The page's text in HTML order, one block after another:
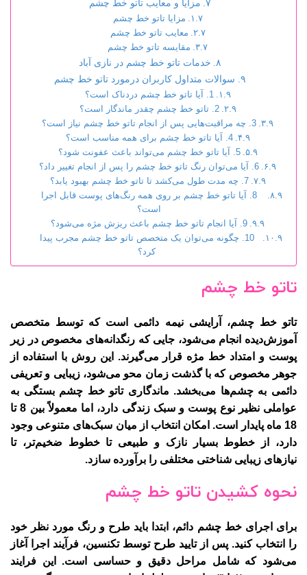
مزایا و معایب تاتو خط چشم
مزایا تاتو خط چشم
معایب تاتو خط چشم
مقایسه تاتو خط چشم
خدمات تاتو خط چشم در نازی آباد
سوالات متداول کاربران درمورد تاتو خط چشم
1. آیا تاتو خط چشم دردناک است؟
2. تاتو خط چشم چقدر ماندگار است؟
3. چه مراقبت‌هایی پس از انجام تاتو خط چشم نیاز است؟
4. آیا تاتو خط چشم برای همه مناسب است؟
5. آیا تاتو خط چشم می‌تواند باعث عفونت شود؟
6. آیا می‌توان رنگ تاتو خط چشم را پس از انجام تغییر داد؟
7. چه مدت طول می‌کشد تا تاتو خط چشم بهبود یابد؟
8. آیا تاتو خط چشم بر روی همه رنگ‌های پوست قابل اجرا
است؟
9. آیا انجام تاتو خط چشم باعث ریزش مژه می‌شود؟
10. چگونه می‌توان یک متخصص تاتو خط چشم مجرب پیدا
کرد؟
تاتو خط چشم
تاتو خط چشم، آرایشی نیمه دائمی است که توسط متخصص
آموزش‌دیده انجام می‌شود، جایی که رنگدانه‌های مخصوص در زیر
پوست و امتداد خط مژه قرار می‌گیرند. این روش با استفاده از
جوهر مخصوص که با گذشت زمان محو می‌شود، زیبایی و تعریفی
دائمی به چشم‌ها می‌بخشد. ماندگاری تاتو خط چشم بستگی به
عواملی نظیر نوع پوست و سبک زندگی دارد، اما معمولاً بین 8 تا
18 ماه پایدار است. امکان انتخاب از میان سبک‌های متنوعی وجود
دارد، از خطوط بسیار نازک و طبیعی تا خطوط ضخیم‌تر، تا
نیازهای زیبایی شناختی مختلفی را برآورده سازد.
نحوه کشیدن تاتو خط چشم
برای اجرای خط چشم دائم، ابتدا باید طرح و رنگ مورد نظر خود
را انتخاب کنید. پس از تایید طرح توسط تکنسین، فرآیند اجرا آغاز
می‌شود که شامل مراحل دقیق و حساسی است. این فرایند